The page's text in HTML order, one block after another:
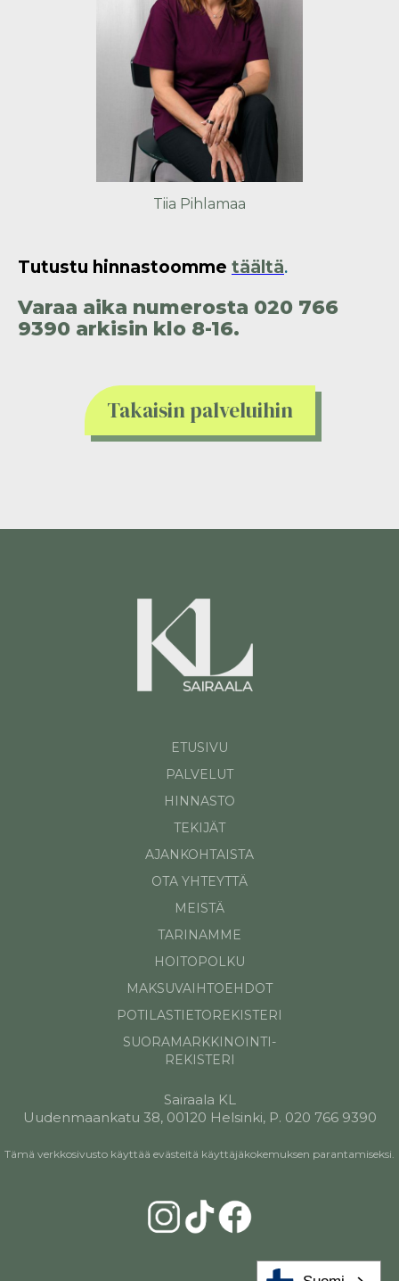
Tiia Pihlamaa
Tutustu hinnastoomme täältä.
Varaa aika numerosta 020 766
9390 arkisin klo 8-16.
Takaisin palveluihin
ETUSIVU
PALVELUT
HINNASTO
TEKIJÄT
AJANKOHTAISTA
OTA YHTEYTTÄ
MEISTÄ
TARINAMME
HOITOPOLKU
MAKSUVAIHTOEHDOT
POTILASTIETOREKISTERI
SUORAMARKKINOINTI-
REKISTERI
Sairaala KL
Uudenmaankatu 38, 00120 Helsinki, P. 020 766 9390
Tämä verkkosivusto käyttää evästeitä käyttäjäkokemuksen parantamiseksi.